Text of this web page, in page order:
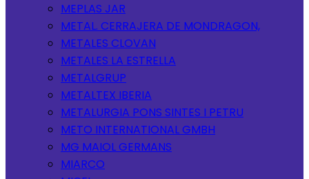
MEPLAS JAR
METAL. CERRAJERA DE MONDRAGON,
METALES CLOVAN
METALES LA ESTRELLA
METALGRUP
METALTEX IBERIA
METALURGIA PONS SINTES I PETRU
METO INTERNATIONAL GMBH
MG MAIOL GERMANS
MIARCO